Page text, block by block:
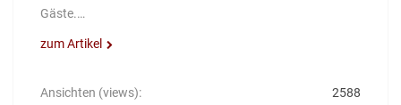
Gäste.…
zum Artikel
Ansichten (views): 2588